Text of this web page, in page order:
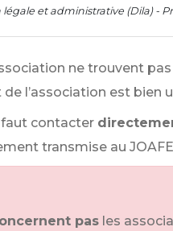
et administrative (Dila) -
ne trouvent
l’association est bien
faut contacter
transmise au
pas les